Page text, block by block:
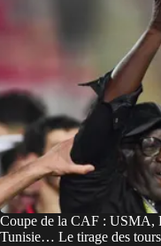
Coupe de la CAF : USMA,
Tunisie… Le tirage des